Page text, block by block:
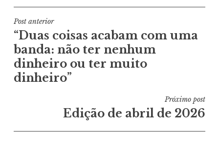
Navegação
de
Post
Post anterior
“Duas coisas acabam com uma
banda: não ter nenhum
dinheiro ou ter muito
dinheiro”
Próximo post
Edição de abril de 2026